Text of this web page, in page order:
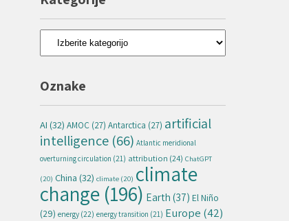
Kategorije
Oznake
AI (32) AMOC (27) Antarctica (27) artificial
intelligence (66) Atlantic meridional
overturning circulation (21) attribution (24) ChatGPT
(20) China (32) climate (20) climate
change (196) Earth (37) El Niño
(29) energy (22) energy transition (21) Europe (42)